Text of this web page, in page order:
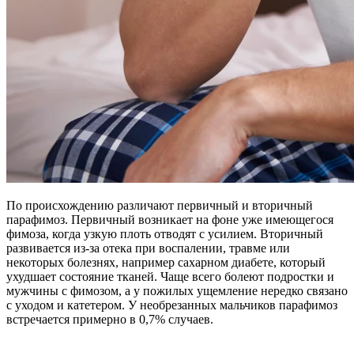
По происхождению различают первичный и вторичный
парафимоз. Первичный возникает на фоне уже имеющегося
фимоза, когда узкую плоть отводят с усилием. Вторичный
развивается из-за отека при воспалении, травме или
некоторых болезнях, например сахарном диабете, который
ухудшает состояние тканей. Чаще всего болеют подростки и
мужчины с фимозом, а у пожилых ущемление нередко связано
с уходом и катетером. У необрезанных мальчиков парафимоз
встречается примерно в 0,7% случаев.